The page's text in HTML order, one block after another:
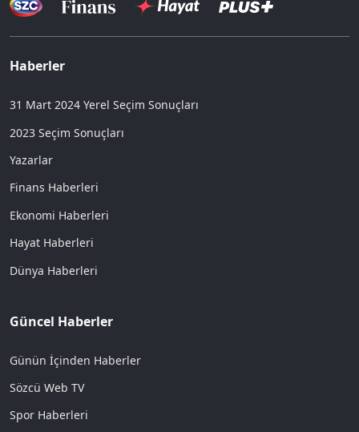
Haberler
31 Mart 2024 Yerel Seçim Sonuçları
2023 Seçim Sonuçları
Yazarlar
Finans Haberleri
Ekonomi Haberleri
Hayat Haberleri
Dünya Haberleri
Güncel Haberler
Günün İçinden Haberler
Sözcü Web TV
Spor Haberleri